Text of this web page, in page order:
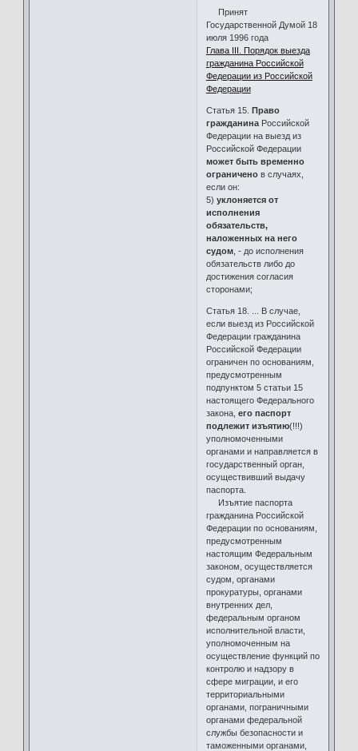
Принят
Государственной Думой 18
июля 1996 года
Глава III. Порядок выезда
гражданина Российской
Федерации из Российской
Федерации
Статья 15. Право
гражданинаРоссийской
Федерации на выезд из
Российской Федерации
может быть временно
ограниченов случаях,
если он:
5) уклоняется от
исполнения
обязательств,
наложенных на него
судом, - до исполнения
обязательств либо до
достижения согласия
сторонами;
Статья 18. ... В случае,
если выезд из Российской
Федерации гражданина
Российской Федерации
ограничен по основаниям,
предусмотренным
подпунктом 5 статьи 15
настоящего Федерального
закона, его паспорт
подлежит изъятию(!!!)
уполномоченными
органами и направляется в
государственный орган,
осуществивший выдачу
паспорта.
Изъятие паспорта
гражданина Российской
Федерации по основаниям,
предусмотренным
настоящим Федеральным
законом, осуществляется
судом, органами
прокуратуры, органами
внутренних дел,
федеральным органом
исполнительной власти,
уполномоченным на
осуществление функций по
контролю и надзору в
сфере миграции, и его
территориальными
органами, пограничными
органами федеральной
службы безопасности и
таможенными органами,